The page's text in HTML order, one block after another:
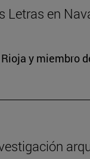
Letras en
y miembro